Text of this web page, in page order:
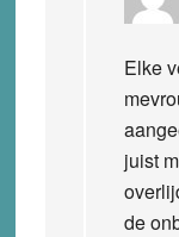
Elke
juist
de